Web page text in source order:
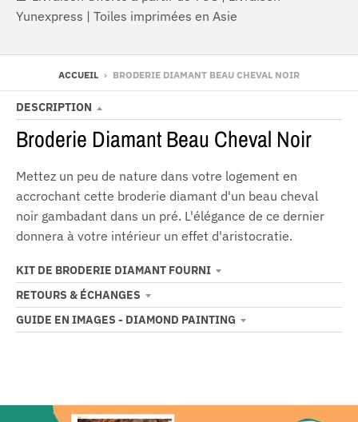
Yunexpress | Toiles imprimées en Asie
ACCUEIL › BRODERIE DIAMANT BEAU CHEVAL NOIR
DESCRIPTION
Broderie Diamant Beau Cheval Noir
Mettez un peu de nature dans votre logement en
accrochant cette broderie diamant d'un beau cheval
noir gambadant dans un pré. L'élégance de ce dernier
donnera à votre intérieur un effet d'aristocratie.
KIT DE BRODERIE DIAMANT FOURNI
RETOURS & ÉCHANGES
GUIDE EN IMAGES - DIAMOND PAINTING